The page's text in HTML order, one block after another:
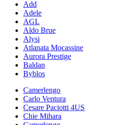
Add
Adele
AGL
Aldo Brue
Alysi
Atlanata Mocassine
Aurora Prestige
Baldan
Byblos
Camerlengo
Carlo Ventura
Cesare Paciotti 4US
Chie Mihara